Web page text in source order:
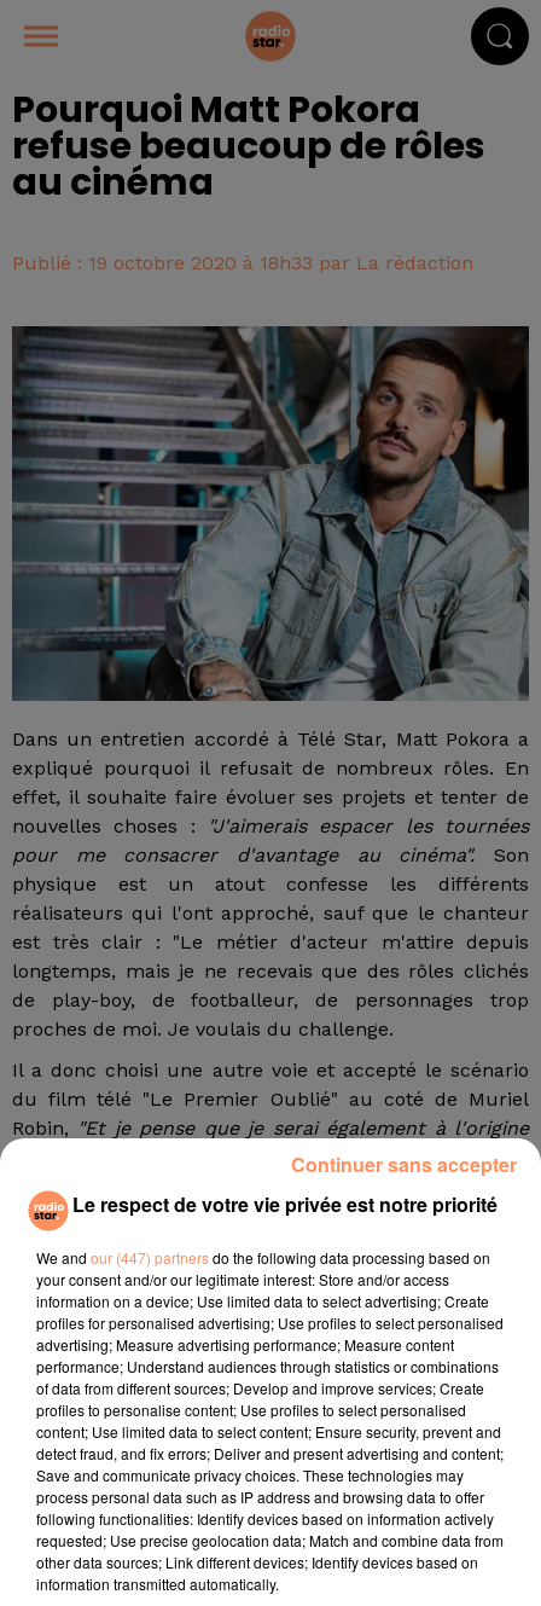
Pourquoi Matt Pokora
refuse beaucoup de rôles
au cinéma
Publié : 19 octobre 2020 à 18h33 par La rédaction
Dans un entretien accordé à Télé Star, Matt Pokora a
expliqué pourquoi il refusait de nombreux rôles. En
effet, ilsouhaite faire évoluer ses projets et tenter de
nouvelles choses :
"J'aimerais espacer les tournées
pour me consacrer d'avantage au cinéma". Son
physique est un atout confesse les différents
réalisateurs qui l'ont approché, sauf que le chanteur
est très clair : "Le métier d'acteur m'attire depuis
longtemps, mais je ne recevais que des rôles clichés
de play-boy, de footballeur, de personnages trop
proches de moi. Je voulais du challenge.
Il a donc choisi une autre voie et accepté le scénario
du film télé "Le Premier Oublié" au coté de Muriel
Robin, "Et je pense que je serai également à l'origine
Matt se soucie des messages qu'il envoie
à son public et particulièrement aux plus jeunes
enfants passent leur temps à regarder des vidéos qui
apporter un autre discours. Je le ferai avec mon fils
Isaiah."
La star a accompagné sa compagne, Christina Milian,
sur le tournage de son nouveau film pour Netflix,
l'occasion peut-etre pour lui de s'intéressé aux
comédies, en attendant que les salles de spectacles
ouvrent à nouveau ? Oui, mais à une condition !
(Entretien accordé à Télé Star)
fil actus
Le respect de votre vie privée est notre priorité
We and our (447) partnersdo the following data processing based on
your consent and/or our legitimate interest: Store and/or access
information on a device; Use limited data to select advertising; Create
profiles for personalised advertising; Use profiles to select personalised
advertising; Measure advertising performance; Measure content
performance; Understand audiences through statistics or combinations
of data from different sources; Develop and improve services; Create
profiles to personalise content; Use profiles to select personalised
content; Use limited data to select content; Ensure security, prevent and
detect fraud, and fix errors; Deliver and present advertising and content;
Save and communicate privacy choices. These technologies may
process personal data such as IP address and browsing data to offer
following functionalities: Identify devices based on information actively
requested; Use precise geolocation data; Match and combine data from
other data sources; Link different devices; Identify devices based on
information transmitted automatically.
Continuer sans accepter